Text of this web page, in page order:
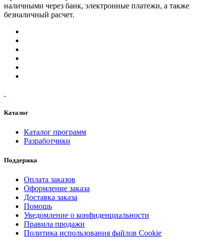
наличными через банк, электронные платежи, а также
безналичный расчет.
Каталог
Каталог программ
Разработчики
Поддержка
Оплата заказов
Оформление заказа
Доставка заказа
Помощь
Уведомление о конфиденциальности
Правила продажи
Политика использования файлов Cookie